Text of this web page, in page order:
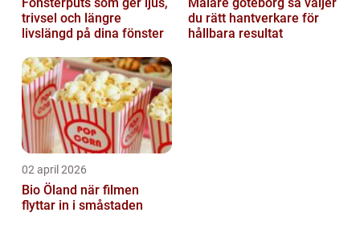
trivsel och längre
livslängd på dina fönster
du rätt hantverkare för
hållbara resultat
02 april 2026
Bio Öland när filmen
flyttar in i småstaden